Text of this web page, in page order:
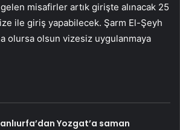
gelen misafirler artık girişte alınacak 25
ile giriş yapabilecek. Şarm El-Şeyh
olursa olsun vizesiz uygulanmaya
Yozgat’a saman